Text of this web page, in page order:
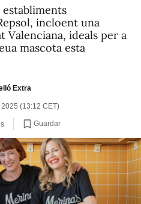
establiments
incloent una
Valenciana, ideals per a
mascota esta
Extra
(13:12 CET)
Guardar